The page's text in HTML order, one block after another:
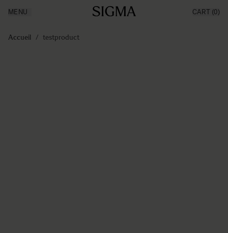
Made in Aizu
Support
MENU CART (0)
Accueil / testproduct